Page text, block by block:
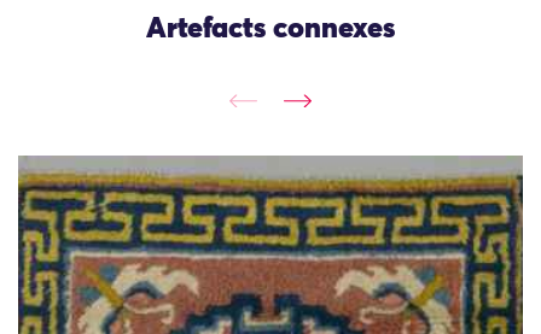
Artefacts connexes